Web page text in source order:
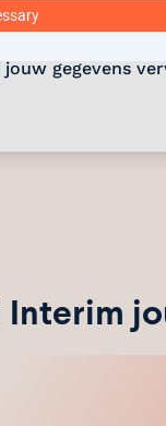
gebruikt
gegevens